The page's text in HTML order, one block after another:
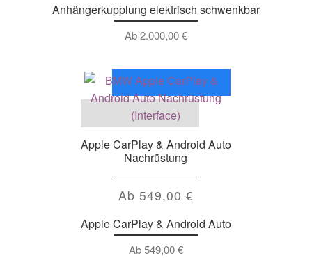
Anhängerkupplung elektrisch schwenkbar
Ab2.000,00€
Apple CarPlay & Android Auto
Nachrüstung
Ab 549,00 €
Apple CarPlay & Android Auto
Ab549,00€